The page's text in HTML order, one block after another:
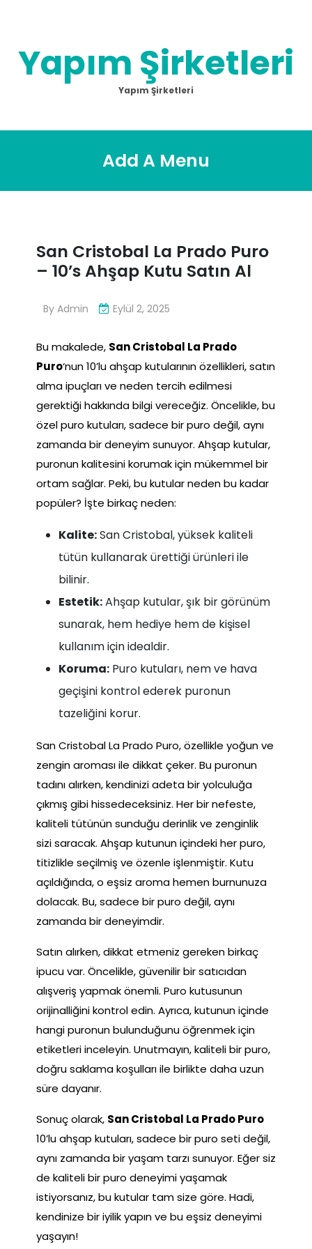
Yapım Şirketleri
Yapım Şirketleri
Add A Menu
San Cristobal La Prado Puro
– 10’s Ahşap Kutu Satın Al
By Admin Eylül 2, 2025
Bu makalede, San Cristobal La Prado
Puro‘nun 10’lu ahşap kutularının özellikleri, satın
alma ipuçları ve neden tercih edilmesi
gerektiği hakkında bilgi vereceğiz. Öncelikle, bu
özel puro kutuları, sadece bir puro değil, aynı
zamanda bir deneyim sunuyor. Ahşap kutular,
puronun kalitesini korumak için mükemmel bir
ortam sağlar. Peki, bu kutular neden bu kadar
popüler? İşte birkaç neden:
Kalite:San Cristobal, yüksek kaliteli
tütün kullanarak ürettiği ürünleri ile
bilinir.
Estetik:Ahşap kutular, şık bir görünüm
sunarak, hem hediye hem de kişisel
kullanım için idealdir.
Koruma: Puro kutuları, nem ve hava
geçişini kontrol ederek puronun
tazeliğini korur.
San Cristobal La Prado Puro, özellikle yoğun ve
zengin aroması ile dikkat çeker. Bu puronun
tadını alırken, kendinizi adeta bir yolculuğa
çıkmış gibi hissedeceksiniz. Her bir nefeste,
kaliteli tütünün sunduğu derinlik ve zenginlik
sizi saracak. Ahşap kutunun içindeki her puro,
titizlikle seçilmiş ve özenle işlenmiştir. Kutu
açıldığında, o eşsiz aroma hemen burnunuza
dolacak. Bu, sadece bir puro değil, aynı
zamanda bir deneyimdir.
Satın alırken, dikkat etmeniz gereken birkaç
ipucu var. Öncelikle, güvenilir bir satıcıdan
alışveriş yapmak önemli. Puro kutusunun
orijinalliğini kontrol edin. Ayrıca, kutunun içinde
hangi puronun bulunduğunu öğrenmek için
etiketleri inceleyin. Unutmayın, kaliteli bir puro,
doğru saklama koşulları ile birlikte daha uzun
süre dayanır.
Sonuç olarak, San Cristobal La Prado Puro
10’lu ahşap kutuları, sadece bir puro seti değil,
aynı zamanda bir yaşam tarzı sunuyor. Eğer siz
de kaliteli bir puro deneyimi yaşamak
istiyorsanız, bu kutular tam size göre. Hadi,
kendinize bir iyilik yapın ve bu eşsiz deneyimi
yaşayın!